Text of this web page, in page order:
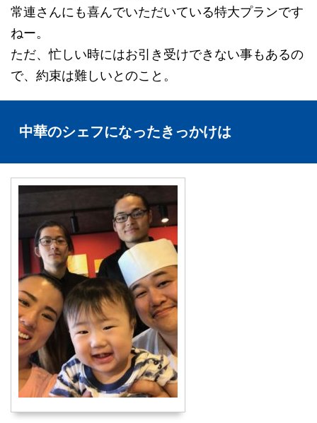
常連さんにも喜んでいただいている特大プランです
ねー。
ただ、忙しい時にはお引き受けできない事もあるの
で、約束は難しいとのこと。
中華のシェフになったきっかけは